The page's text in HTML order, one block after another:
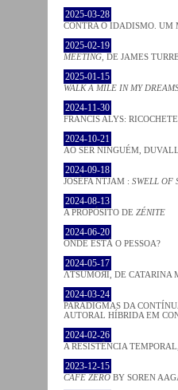
2025-03-28
CONTRA O IDADISMO. UM
2025-02-19
MEETING , DE JAMES
2025-01-15
WALK A MILE IN MY
2024-11-30
FRANCIS ALYS:
2024-10-21
AO SER NINGUÉM,
2024-09-18
JOSÈFA NTJAM : SWELL OF
2024-08-13
A PROPÓSITO DE ZÉNITE
2024-06-20
ONDE ESTÁ O PESSOA?
2024-05-17
ΛƬSUMOЯI, DE CATARINA
2024-03-24
PARADIGMAS DA
AUTORAL HÍBRIDA EM
2024-02-26
A RESISTÊNCIA
2023-12-15
CAFE ZERO BY SOREN